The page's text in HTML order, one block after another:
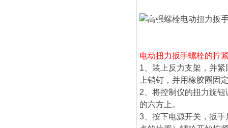
电动扭力扳手螺栓的拧
1、装上反力支架，并
上销钉，并用橡胶圈固
2、将控制仪的扭力旋钮
的六方上。
3、按下电源开关，扳